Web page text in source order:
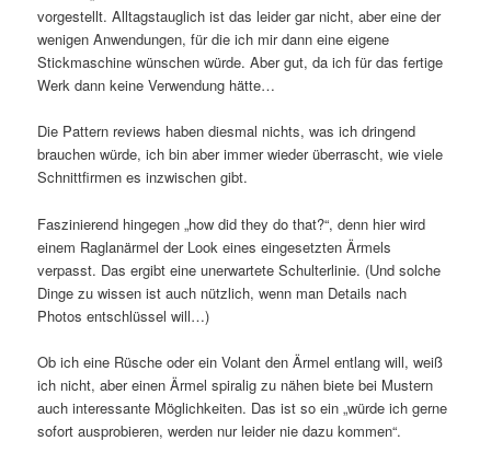
vorgestellt. Alltagstauglich ist das leider gar nicht, aber eine der
wenigen Anwendungen, für die ich mir dann eine eigene
Stickmaschine wünschen würde. Aber gut, da ich für das fertige
Werk dann keine Verwendung hätte…
Die Pattern reviews haben diesmal nichts, was ich dringend
brauchen würde, ich bin aber immer wieder überrascht, wie viele
Schnittfirmen es inzwischen gibt.
Faszinierend hingegen „how did they do that?“, denn hier wird
einem Raglanärmel der Look eines eingesetzten Ärmels
verpasst. Das ergibt eine unerwartete Schulterlinie. (Und solche
Dinge zu wissen ist auch nützlich, wenn man Details nach
Photos entschlüssel will…)
Ob ich eine Rüsche oder ein Volant den Ärmel entlang will, weiß
ich nicht, aber einen Ärmel spiralig zu nähen biete bei Mustern
auch interessante Möglichkeiten. Das ist so ein „würde ich gerne
sofort ausprobieren, werden nur leider nie dazu kommen“.